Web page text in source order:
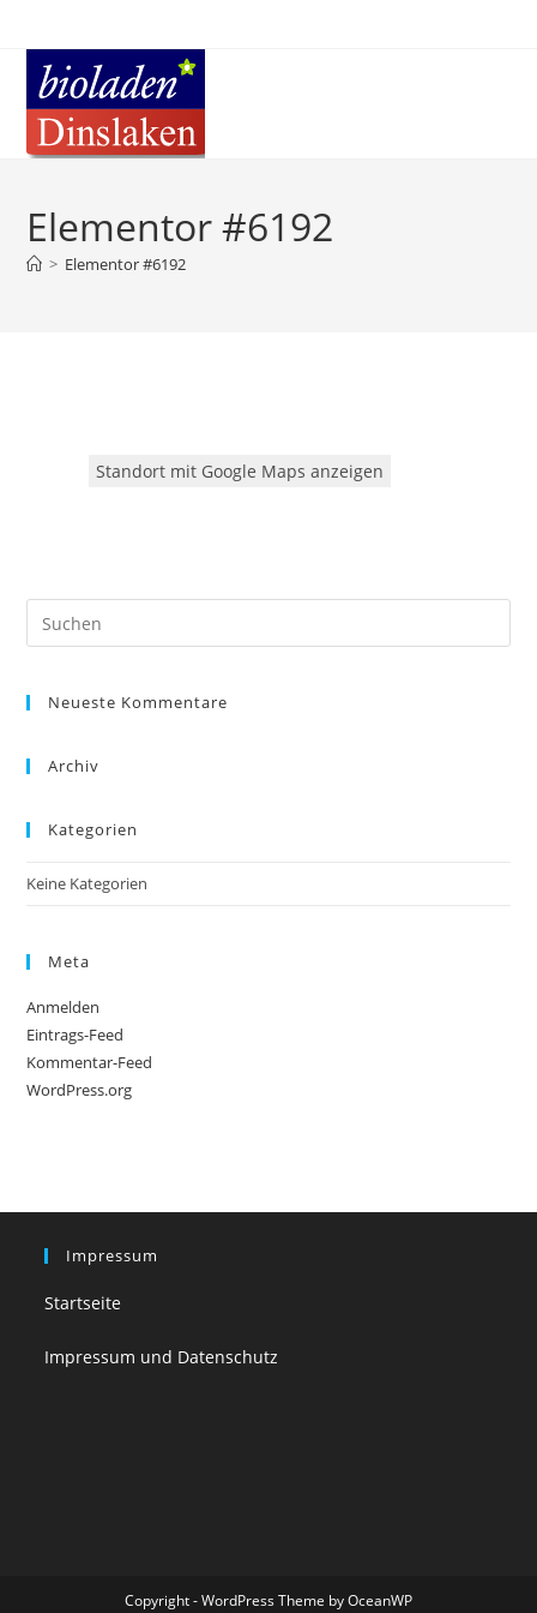
Elementor #6192
> Elementor #6192
Standort mit Google Maps anzeigen
Neueste Kommentare
Archiv
Kategorien
Keine Kategorien
Meta
Anmelden
Eintrags-Feed
Kommentar-Feed
WordPress.org
Impressum
Startseite
Impressum und Datenschutz
Copyright - WordPress Theme by OceanWP